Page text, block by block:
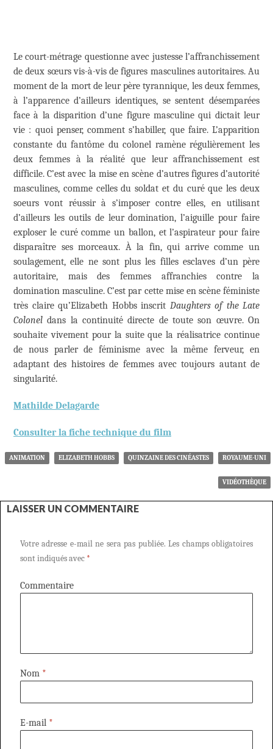
Le court-métrage questionne avec justesse l’affranchissement
de deux sœurs vis-à-vis de figures masculines autoritaires. Au
moment de la mort de leur père tyrannique, les deux femmes,
à l’apparence d’ailleurs identiques, se sentent désemparées
face à la disparition d’une figure masculine qui dictait leur
vie : quoi penser, comment s’habiller, que faire. L’apparition
constante du fantôme du colonel ramène régulièrement les
deux femmes à la réalité que leur affranchissement est
difficile. C’est avec la mise en scène d’autres figures d’autorité
masculines, comme celles du soldat et du curé que les deux
soeurs vont réussir à s’imposer contre elles, en utilisant
d’ailleurs les outils de leur domination, l’aiguille pour faire
exploser le curé comme un ballon, et l’aspirateur pour faire
disparaître ses morceaux. À la fin, qui arrive comme un
soulagement, elle ne sont plus les filles esclaves d’un père
autoritaire, mais des femmes affranchies contre la
domination masculine. C’est par cette mise en scène féministe
très claire qu’Elizabeth Hobbs inscrit Daughters of the Late
Colonel dans la continuité directe de toute son œuvre. On
souhaite vivement pour la suite que la réalisatrice continue
de nous parler de féminisme avec la même ferveur, en
adaptant des histoires de femmes avec toujours autant de
singularité.
Mathilde Delagarde
Consulter la fiche technique du film
ANIMATION ELIZABETH HOBBS QUINZAINE DES CINÉASTES ROYAUME-UNI
VIDÉOTHÈQUE
LAISSER UN COMMENTAIRE
Votre adresse e-mail ne sera pas publiée. Les champs obligatoires
sont indiqués avec *
Commentaire
Nom *
E-mail *